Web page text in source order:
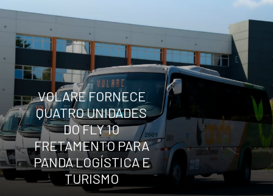
VOLARE FORNECE
QUATRO UNIDADES
DO FLY 10
FRETAMENTO PARA
PANDA LOGÍSTICA E
TURISMO